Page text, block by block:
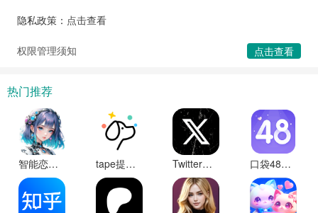
隐私政策： 点击查看
权限管理须知 点击查看
热门推荐
智能恋人app官方版 tape提问箱官方下载 Twitter推特X软件安卓版免费下载 口袋48最新版本下载